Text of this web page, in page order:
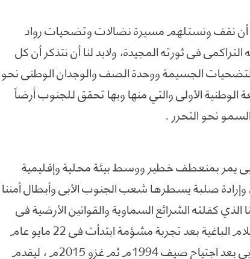
أن نقف ونستلهم مسيرة نضالات وتضحيات رواد
في ثورته المجيدة، ولابد لنا أن نتذكر أن كل
الجسيمة ووحدة الصف والوجدان الوطني نحو
ثورة ١٤ أكتوبر الرافعة الوطنية الأولى والتي منها وبها تحقق للجنوب أرضاً
نحو التحرر .
يمر بمنعطف خطير ووسط بيئة محلية وإقليمية
صلبة يسطرها شعب الجنوب الأبي وأبطال أمننا
كفلته الشرائع السماوية والقوانين الأرضية في
التحرر من براثن مستعمر العصر وقوى الظلام الباغية بعد تجربة مشؤمة ابتدأت في 22 مايو عام
1990 وبقيت جاثمة على صدر الوطن الجنوبي بعد اجتياح صيف 1994م ثم غزو 2015م ، ليقدم